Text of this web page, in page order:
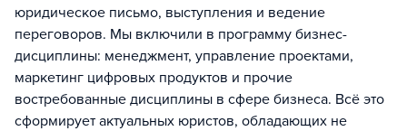
юридическое письмо, выступления и ведение
переговоров. Мы включили в программу бизнес-
дисциплины: менеджмент, управление проектами,
маркетинг цифровых продуктов и прочие
востребованные дисциплины в сфере бизнеса. Всё это
сформирует актуальных юристов, обладающих не